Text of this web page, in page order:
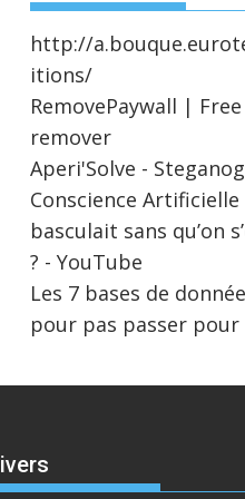
http://
itions/
RemovePaywall |
remover
Aperi'Solve -
Conscience
basculait sans qu’on
? - YouTube
Les 7 bases de
pour pas passer pour